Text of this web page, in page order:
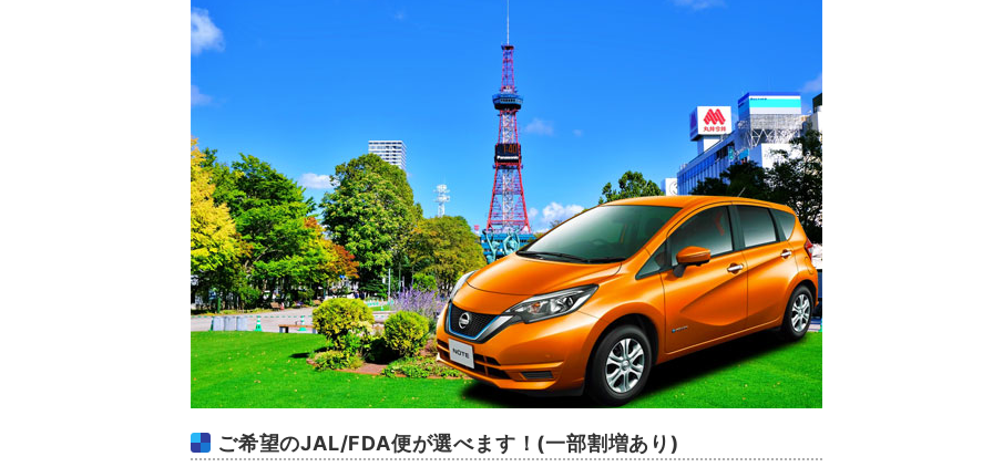
ご希望のJAL/FDA便が選べます！(一部割増あり)